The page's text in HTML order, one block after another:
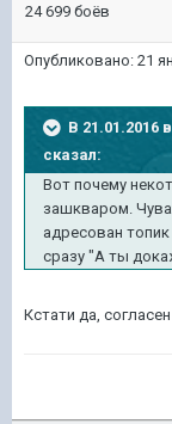
24 699 боёв
Опубликовано: 21
В 21.01.2016
сказал:
Вот почему
зашкваром.
адресован
сразу "А ты
Кстати да,